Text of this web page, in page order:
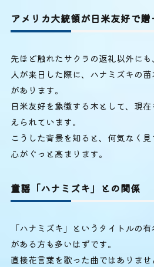
アメリカ大統領が日米友好で贈
先ほど触れたサクラの返礼以外に
人が来日した際に、ハナミズキの
があります。
日米友好を象徴する木として、現
えられています。
こうした背景を知ると、何気なく
心がぐっと高まります。
童謡「ハナミズキ」との関係
「ハナミズキ」というタイトルの
がある方も多いはずです。
直接花言葉を歌った曲ではありま